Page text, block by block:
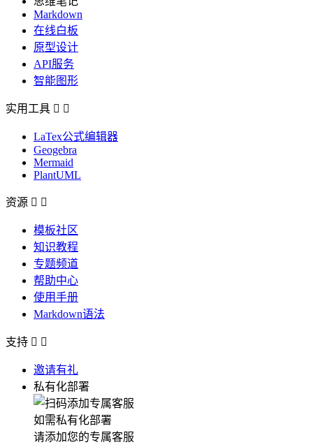
Markdown
在线白板
原型设计
API服务
智能图形
实用工具  
LaTex公式编辑器
Geogebra
Mermaid
PlantUML
资源  
模板社区
知识教程
专题频道
帮助中心
使用手册
Markdown语法
支持  
邀请有礼
私有化部署
如需私有化部署
请添加您的专属客服